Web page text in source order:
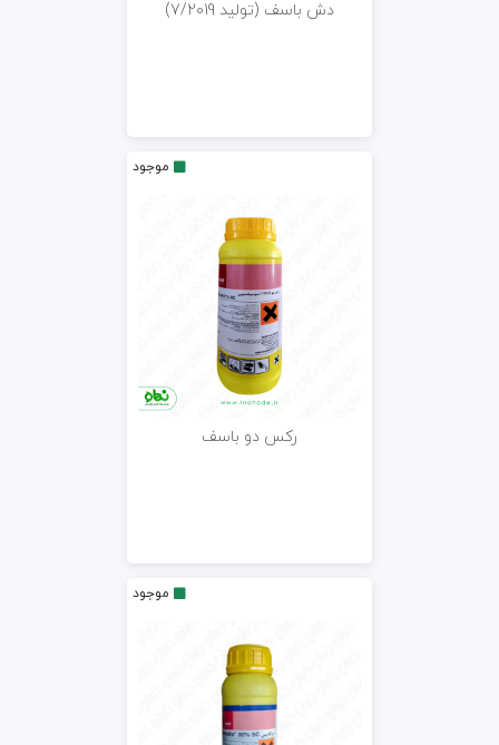
دش باسف (تولید 7/2019)
موجود
رکس دو باسف
موجود